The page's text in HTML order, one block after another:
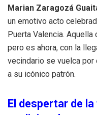
Marian Zaragozá
un emotivo acto
Puerta Valencia.
pero es ahora, con la
vecindario se vuelca
a su icónico patrón.
El despertar de